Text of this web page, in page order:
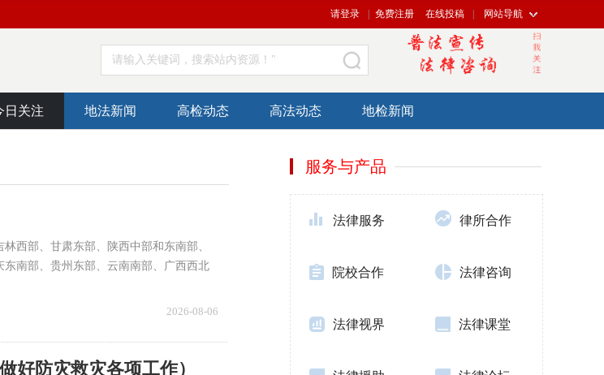
请登录 免费注册 在线投稿 网站导航
请输入关键词，搜索站内资源！"
日关注 地法新闻 高检动态 高法动态 地检新闻
西部、甘肃东部、陕西中部和东南部、
南部、贵州东部、云南南部、广西西北
2026-08-06
好防灾救灾各项工作）
服务与产品
法律服务 律所合作
院校合作 法律咨询
法律视界 法律课堂